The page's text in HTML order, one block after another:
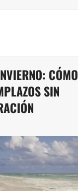
CÓMO
SIN